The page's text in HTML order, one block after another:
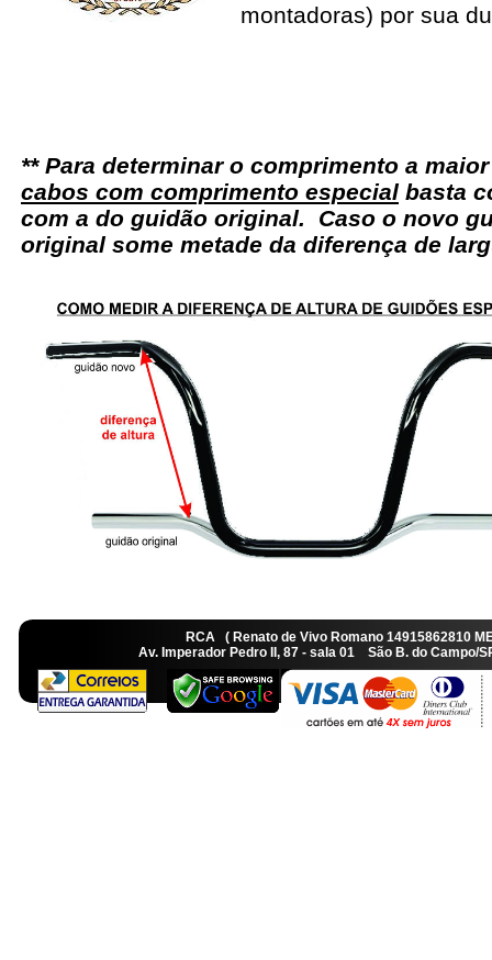
montadoras) por sua
** Para determinar o comprimento a
cabos com comprimento especial basta
com a do guidão original. Caso o novo
original some metade da diferença de
RCA ( Renato de Vivo Romano
Av. Imperador Pedro II, 87 - sala 01 São B. do